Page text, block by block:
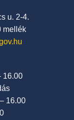
u. 2-4.
mellék
16.00
16.00